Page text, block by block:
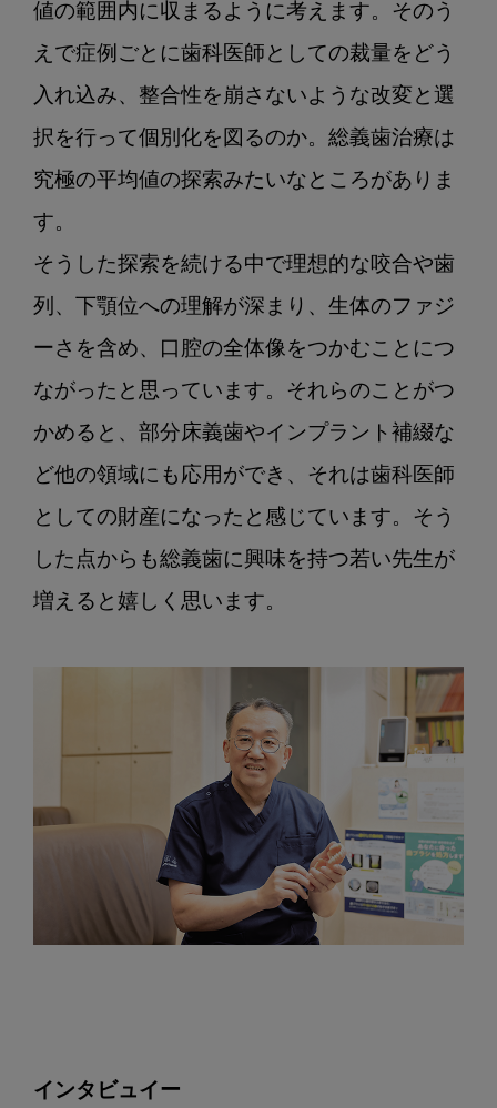
値の範囲内に収まるように考えます。そのう
えで症例ごとに歯科医師としての裁量をどう
入れ込み、整合性を崩さないような改変と選
択を行って個別化を図るのか。総義歯治療は
究極の平均値の探索みたいなところがありま
す。
そうした探索を続ける中で理想的な咬合や歯
列、下顎位への理解が深まり、生体のファジ
ーさを含め、口腔の全体像をつかむことにつ
ながったと思っています。それらのことがつ
かめると、部分床義歯やインプラント補綴な
ど他の領域にも応用ができ、それは歯科医師
としての財産になったと感じています。そう
した点からも総義歯に興味を持つ若い先生が
増えると嬉しく思います。
インタビュイー